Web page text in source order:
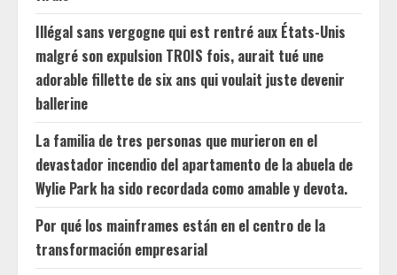
Illégal sans vergogne qui est rentré aux États-Unis
malgré son expulsion TROIS fois, aurait tué une
adorable fillette de six ans qui voulait juste devenir
ballerine
La familia de tres personas que murieron en el
devastador incendio del apartamento de la abuela de
Wylie Park ha sido recordada como amable y devota.
Por qué los mainframes están en el centro de la
transformación empresarial